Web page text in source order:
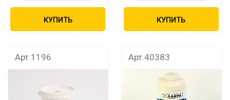
КУПИТЬ КУПИТЬ
Арт.1196 Арт.40383